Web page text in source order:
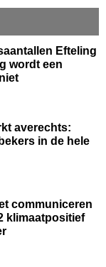
Efteling
wordt een
averechts:
in de hele
communiceren
klimaatpositief